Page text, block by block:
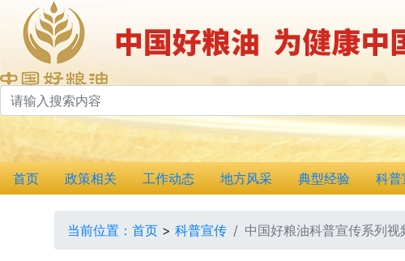
首页 政策相关 工作动态 地方风采 典型经验 科普
当前位置：首页 >科普宣传 中国好粮油科普宣传系列